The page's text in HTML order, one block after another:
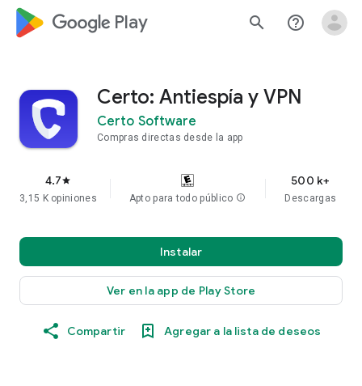
google_logo Play search help_outline
Certo: Antiespía y VPN
Certo Software
Compras directas desde la app
4.7star
3,15 K opiniones Apto para todo público info
500 k+
Descargas
Instalar
Ver en la app de Play Store
Compartir Agregar a la lista de deseos